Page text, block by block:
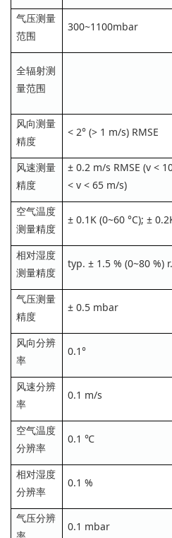
气压测量
范围
300~1100mbar
全辐射测
量范围
风向测量
精度
< 2° (> 1 m/s) RMSE
风速测量
精度
± 0.2 m/s RMSE (v <
< v < 65 m/s)
空气温度
测量精度
± 0.1K (0~60 °C); ±
相对湿度
测量精度
typ. ± 1.5 % (0~80 %)
气压测量
精度
± 0.5 mbar
风向分辨
率
0.1°
风速分辨
率
0.1 m/s
空气温度
分辨率
0.1 ℃
相对湿度
分辨率
0.1 %
气压分辨
0.1 mbar